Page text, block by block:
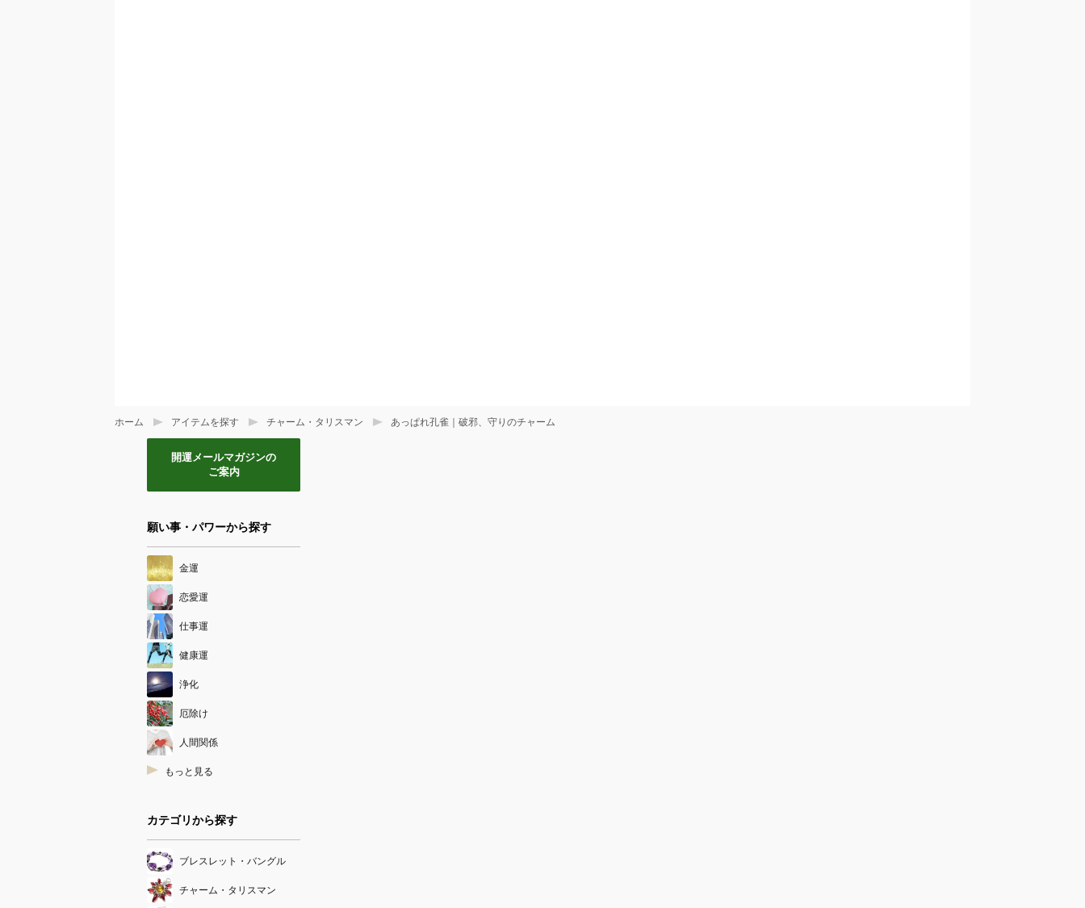
ホーム アイテムを探す チャーム・タリスマン あっぱれ孔雀｜破邪、守りのチャーム
開運メールマガジンの
ご案内
願い事・パワーから探す
金運
恋愛運
仕事運
健康運
浄化
厄除け
人間関係
もっと見る
カテゴリから探す
ブレスレット・バングル
チャーム・タリスマン